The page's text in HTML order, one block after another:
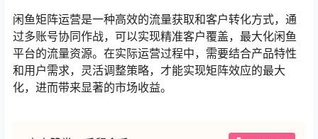
闲鱼矩阵运营是一种高效的流量获取和客户转化方式，通
过多账号协同作战，可以实现精准客户覆盖，最大化闲鱼
平台的流量资源。在实际运营过程中，需要结合产品特性
和用户需求，灵活调整策略，才能实现矩阵效应的最大
化，进而带来显著的市场收益。